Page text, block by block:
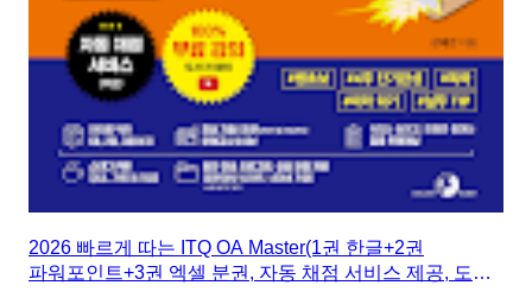
2026 빠르게 따는 ITQ OA Master(1권 한글+2권
파워포인트+3권 엑셀 분권, 자동 채점 서비스 제공, 도서